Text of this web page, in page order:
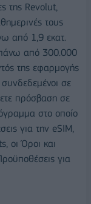
της Revolut,
τους
από 1,9 εκατ.
πάνω από 300.000
της εφαρμογής
σε
πρόσβαση σε
στο οποίο
για την eSIM,
οι Όροι και
για